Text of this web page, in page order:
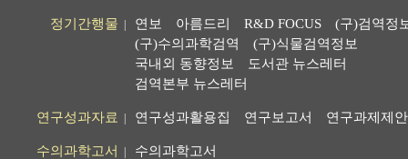
정기간행물 연보 아름드리 R&D FOCUS
(구)검역정
(구)수의과학검역
(구)식물검역정보
국내외 동향정보
도서관 뉴스레터
검역본부 뉴스레터
연구성과자료 연구성과활용집 연구보고서 연구과제제
수의과학고서 수의과학고서